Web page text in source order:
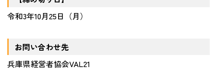
令和3年10月25日（月）
お問い合わせ先
兵庫県経営者協会VAL21